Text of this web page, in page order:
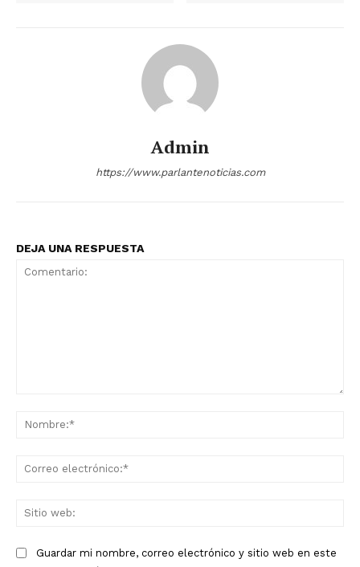
Admin
https://www.parlantenoticias.com
DEJA UNA RESPUESTA
Guardar mi nombre, correo electrónico y sitio web en este